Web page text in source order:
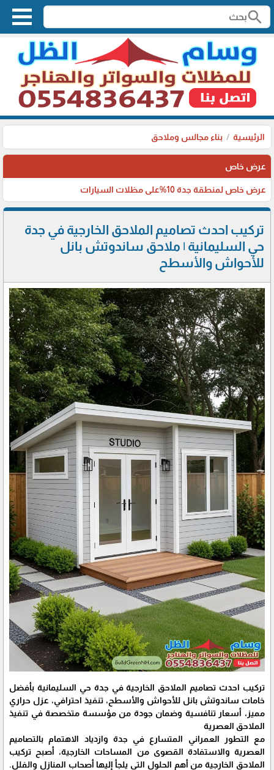
search
الرئيسية بناء مجالس وملاحق
عرض خاص
عرض خاص لمنطقة جدة 10%على مظلات السيارات
تركيب احدث تصاميم الملاحق الخارجية في جدة
حي السليمانية | ملاحق ساندوتش بانل
للأحواش والأسطح
تركيب احدث تصاميم الملاحق الخارجية في جدة حي السليمانية بأفضل
خامات ساندوتش بانل للأحواش والأسطح، تنفيذ احترافي، عزل حراري
مميز، أسعار تنافسية وضمان جودة من مؤسسة متخصصة في تنفيذ
الملاحق العصرية
مع التطور العمراني المتسارع في جدة وازدياد الاهتمام بالتصاميم
العصرية والاستفادة القصوى من المساحات الخارجية، أصبح تركيب
الملاحق الخارجية من أهم الحلول التي يلجأ إليها أصحاب المنازل والفلل.